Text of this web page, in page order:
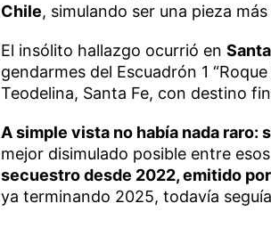
Chile, simulando ser una pieza
El insólito hallazgo ocurrió en
gendarmes del Escuadrón 1
Teodelina, Santa Fe, con destino
A simple vista no había nada
mejor disimulado posible entre
secuestro desde 2022, emitido
ya terminando 2025, todavía